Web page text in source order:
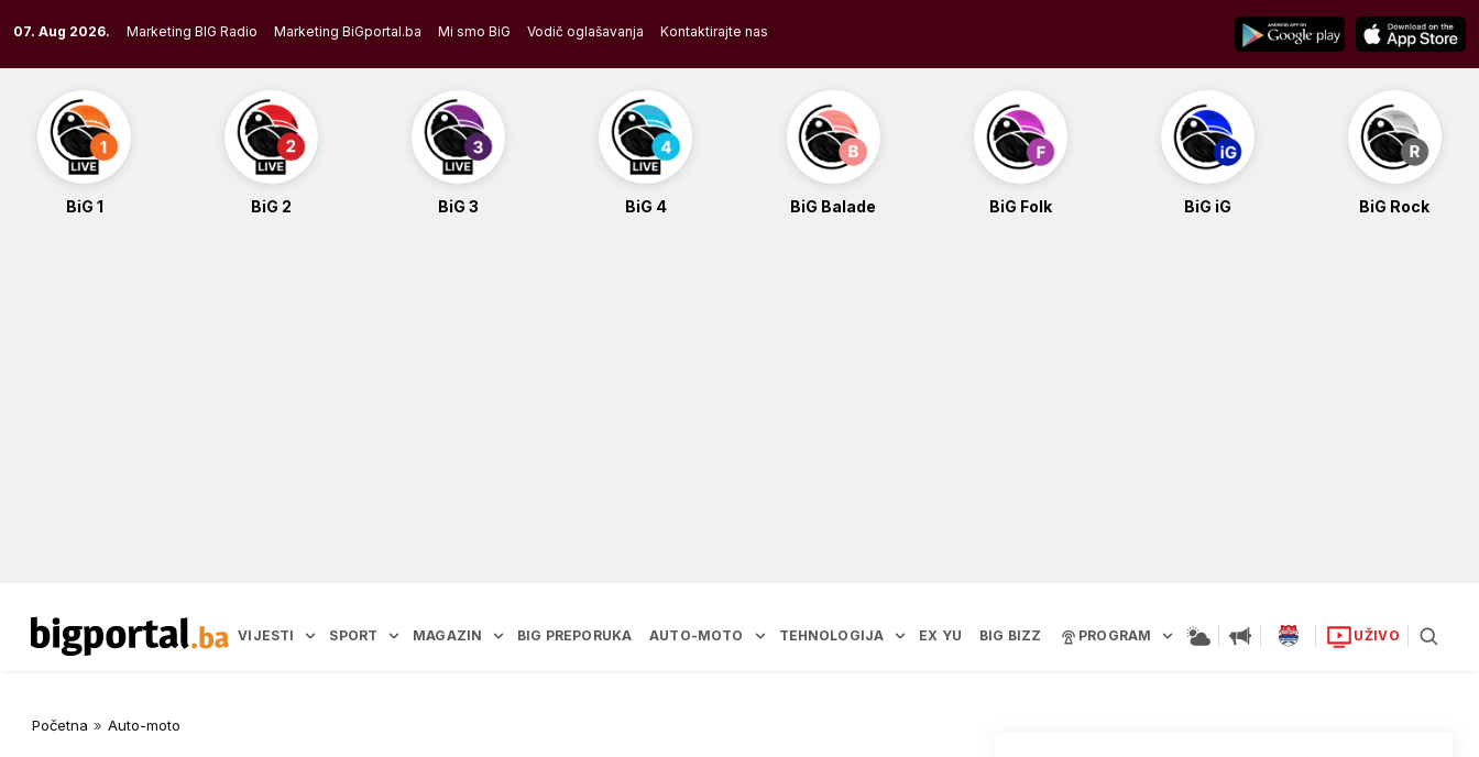
to
content
07. Aug 2026. Marketing BIG Radio Marketing BiGportal.ba Mi smo BiG Vodič oglašavanja Kontaktirajte nas
BiG 1 BiG 2 BiG 3 BiG 4 BiG Balade BiG Folk BiG iG BiG Rock
VIJESTI SPORT MAGAZIN BIG PREPORUKA AUTO-MOTO TEHNOLOGIJA EX YU BIG BIZZ PROGRAM UŽIVO
Početna » Auto-moto